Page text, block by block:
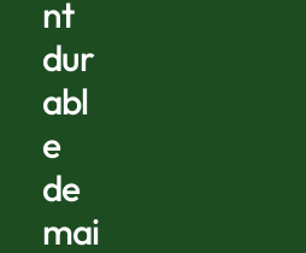
nt
dur
abl
e
de
mai